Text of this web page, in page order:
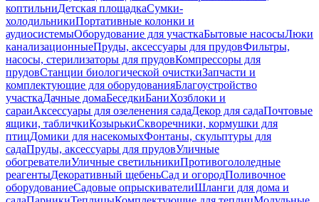
коптильниДетская площадкаСумки-
холодильникиПортативные колонки и
аудиосистемыОборудование для участкаБытовые насосыЛюки
канализационныеПруды, аксессуары для прудовФильтры,
насосы, стерилизаторы для прудовКомпрессоры для
прудовСтанции биологической очисткиЗапчасти и
комплектующие для оборудованияБлагоустройство
участкаДачные домаБеседкиБаниХозблоки и
сараиАксессуары для озеленения садаДекор для садаПочтовые
ящики, табличкиКозырькиСкворечники, кормушки для
птицДомики для насекомыхФонтаны, скульптуры для
садаПруды, аксессуары для прудовУличные
обогревателиУличные светильникиПротивогололедные
реагентыДекоративный щебеньСад и огородПоливочное
оборудованиеСадовые опрыскивателиШланги для дома и